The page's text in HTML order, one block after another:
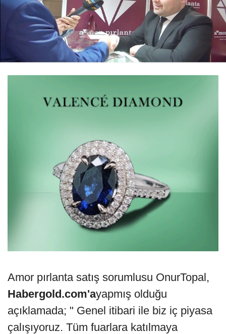
Amor pırlanta satış sorumlusu OnurTopal,
Habergold.com'ayapmış olduğu
açıklamada; " Genel itibari ile biz iç piyasa
çalışıyoruz. Tüm fuarlara katılmaya